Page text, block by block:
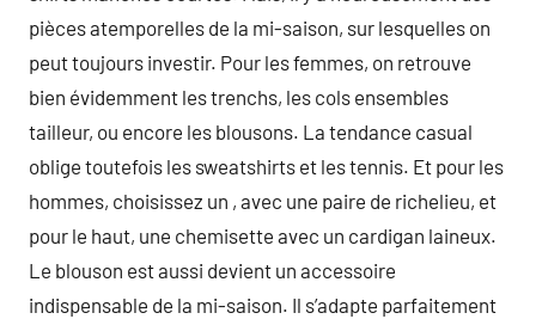
pièces atemporelles de la mi-saison, sur lesquelles on
peut toujours investir. Pour les femmes, on retrouve
bien évidemment les trenchs, les cols ensembles
tailleur, ou encore les blousons. La tendance casual
oblige toutefois les sweatshirts et les tennis. Et pour les
hommes, choisissez un , avec une paire de richelieu, et
pour le haut, une chemisette avec un cardigan laineux.
Le blouson est aussi devient un accessoire
indispensable de la mi-saison. Il s’adapte parfaitement